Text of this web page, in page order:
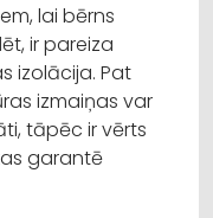
lai bērns
ir pareiza
izolācija. Pat
izmaiņas var
tāpēc ir vērts
garantē